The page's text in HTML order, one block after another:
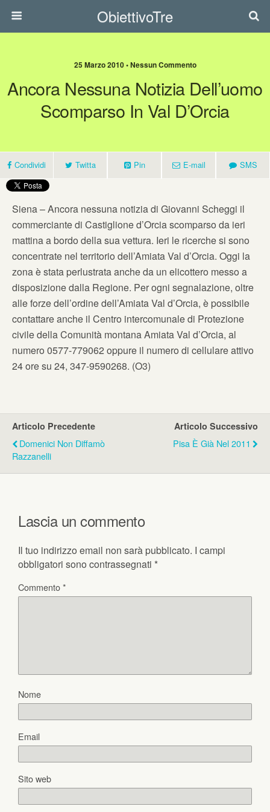
ObiettivoTre
25 Marzo 2010 • Nessun Commento
Ancora Nessuna Notizia Dell’uomo
Scomparso In Val D’Orcia
Condividi Twitta Pin E-mail SMS
Siena – Ancora nessuna notizia di Giovanni Scheggi il
commerciante di Castiglione d’Orcia scomparso da ieri
mattina a bordo della sua vettura. Ieri le ricerche si sono
concentrate nel territorio dell’Amiata Val d’Orcia. Oggi la
zona è stata perlustrata anche da un elicottero messo a
disposizione dalla Regione. Per ogni segnalazione, oltre
alle forze dell’ordine dell’Amiata Val d’Orcia, è possibile
contattare anche il Centro intercomunale di Protezione
civile della Comunità montana Amiata Val d’Orcia, al
numero 0577-779062 oppure il numero di cellulare attivo
24 ore su 24, 347-9590268. (O3)
Articolo Precedente
Domenici Non Diffamò
Razzanelli
Articolo Successivo
Pisa È Già Nel 2011
Lascia un commento
Il tuo indirizzo email non sarà pubblicato. I campi
obbligatori sono contrassegnati *
Commento*
Nome
Email
Sito web